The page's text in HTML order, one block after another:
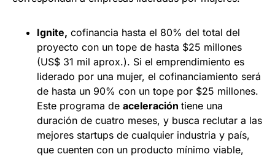
Ignite, cofinancia hasta el 80% del total del
proyecto con un tope de hasta $25 millones
(US$ 31 mil aprox.). Si el emprendimiento es
liderado por una mujer, el cofinanciamiento será
de hasta un 90% con un tope por $25 millones.
Este programa de aceleración tiene una
duración de cuatro meses, y busca reclutar a las
mejores startups de cualquier industria y país,
que cuenten con un producto mínimo viable,